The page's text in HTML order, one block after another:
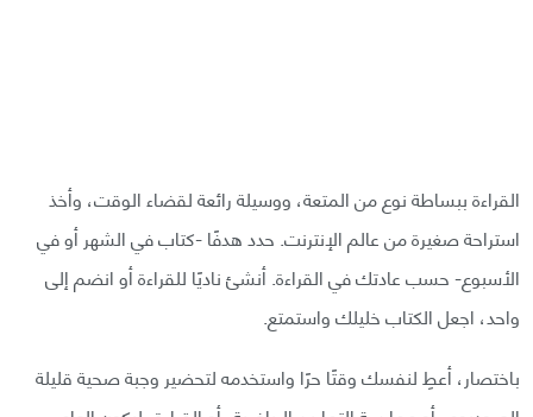
القراءة ببساطة نوع من المتعة، ووسيلة رائعة لقضاء الوقت، وأخذ
استراحة صغيرة من عالم الإنترنت. حدد هدفًا -كتاب في الشهر أو في
الأسبوع- حسب عادتك في القراءة. أنشئ ناديًا للقراءة أو انضم إلى
واحد، اجعل الكتاب خليلك واستمتع.
باختصار، أعطِ لنفسك وقتًا حرًا واستخدمه لتحضير وجبة صحية قليلة